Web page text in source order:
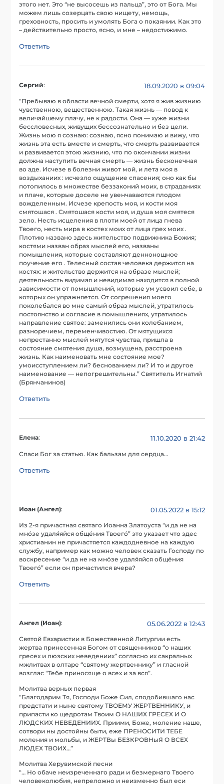
этого нет. Это “не высосешь из пальца”, это от Бога. Мы
можем лишь созерцать свою нищету, немощь,
греховность, просить и умолять Бога о покаянии. Как это
– действительно просто, ясно, и мне – недостижимо.
Ответить
Сергий: 18.09.2020 в 09:04
“Пребываю в области вечной смерти, хотя я жив жизнию
чувственною, вещественною. Такая жизнь — повод к
величайшему плачу, не к радости. Она — хуже жизни
бессловесных, живущих бессознательно и без цели.
Жизнь мою я сознаю: сознаю, ясно понимаю и вижу, что
жизнь эта есть вместе и смерть, что смерть развивается
и развивается этою жизнию, что по окончании жизни
должна наступить вечная смерть — жизнь бесконечная
во аде. Исчезе в болезни живот мой, и лета моя в
воздыханиих : исчезло ощущение спасения; оно как бы
потопилось в множестве беззаконий моих, в страданиях
и плаче, которые доселе не увенчаваются плодом
вожделенным. Исчезе крепость моя, и кости моя
смятошася . Смятошася кости моя, и душа моя смятеся
зело. Несть исцеления в плоти моей от лица гнева
Твоего, несть мира в костех моих от лица грех моих .
Плотию названо здесь жительство подвижника Божия;
костями назван образ мыслей его, названы
помышления, которые составляют деннонощное
поучение его . Телесный состав человека держится на
костях: и жительство держится на образе мыслей;
деятельность видимая и невидимая находится в полной
зависимости от помышлений, которые ум усвоил себе, в
которых он упражняется. От согрешения моего
поколебался во мне самый образ мыслей, утратилось
постоянство и согласие в помышлениях, утратилось
направление святое: заменились они колебанием,
разноречием, переменчивостию. От мятущихся
непрестанно мыслей мятутся чувства, пришла в
состояние смятения душа, возмущена, расстроена
жизнь. Как наименовать мне состояние мое?
умоисступлением ли? беснованием ли? И то и другое
наименование — непогрешительны.” Святитель Игнатий
(Брянчанинов)
Ответить
Елена: 11.10.2020 в 21:42
Спаси Бог за статью. Как бальзам для сердца…
Ответить
Иоан (Ангел): 01.05.2022 в 15:12
Из 2-я причастная святаго Иоанна Златоуста “и да не на
мно́зе удаля́яйся обще́ния Твоего́” это указает что эдес
христианин не причастяется каждодневное на каждую
службу, например как можно человек сказать Господу по
воскресение “и да не на мно́зе удаля́яйся обще́ния
Твоего́” если он причастился вчера?
Ответить
Ангел (Иоан): 05.06.2022 в 12:43
Святой Евхаристии в Божественной Литургии есть
жертва принесенная Богом от священников “о наших
гресех и люзских неведениих” согласно их сакралньıх
мжлитвах в олтаре “святому жертвеннику” и гласной
возглас “Тебе приносяще о всех и за вся”.
Молитва верньıх первая
“Благодарим Тя, Господи Боже Сил, сподобившаго нас
предстати и ныне святому ТВОЕМУ ЖЕРТВЕННИКУ, и
припасти ко щедротам Твоим О НАШИХ ГРЕСЕХ И О
ЛЮДСКИХ НЕВЕДЕНИИХ. Приими, Боже, моление наше,
сотвори ны достойны быти, еже ПРЕНОСИТИ ТЕБЕ
моления и мольбы, и ЖЕРТВы БЕЗКРОВНыЯ О ВСЕХ
ЛЮДЕХ ТВОИХ…”
Молитва Херувимской песни
“… Но обаче неизреченнаго ради и безмернаго Твоего
человеколюбия, непреложно и неизменно был еси